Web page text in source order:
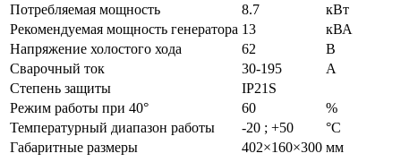
Потребляемая мощность
8.7
кВт
Рекомендуемая мощность генератора 13
кВА
Напряжение холостого хода
62
В
Сварочный ток
30-195
А
Степень защиты
IP21S
Режим работы при 40°
60
%
Температурный диапазон работы
-20 ; +50
°C
Габаритные размеры
402×160×300 мм